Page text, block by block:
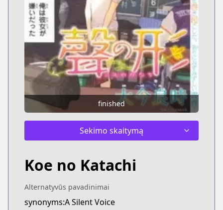
finished
Sekimo skaitymą
Koe no Katachi
Alternatyvūs pavadinimai
synonyms:A Silent Voice